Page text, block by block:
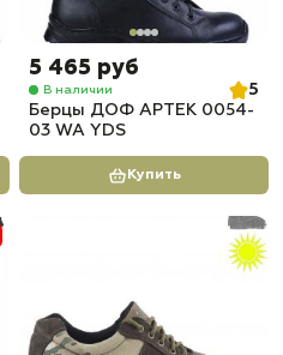
5 465 руб
В наличии
5
Берцы ДОФ АРТЕК 0054-
03 WA YDS
Купить